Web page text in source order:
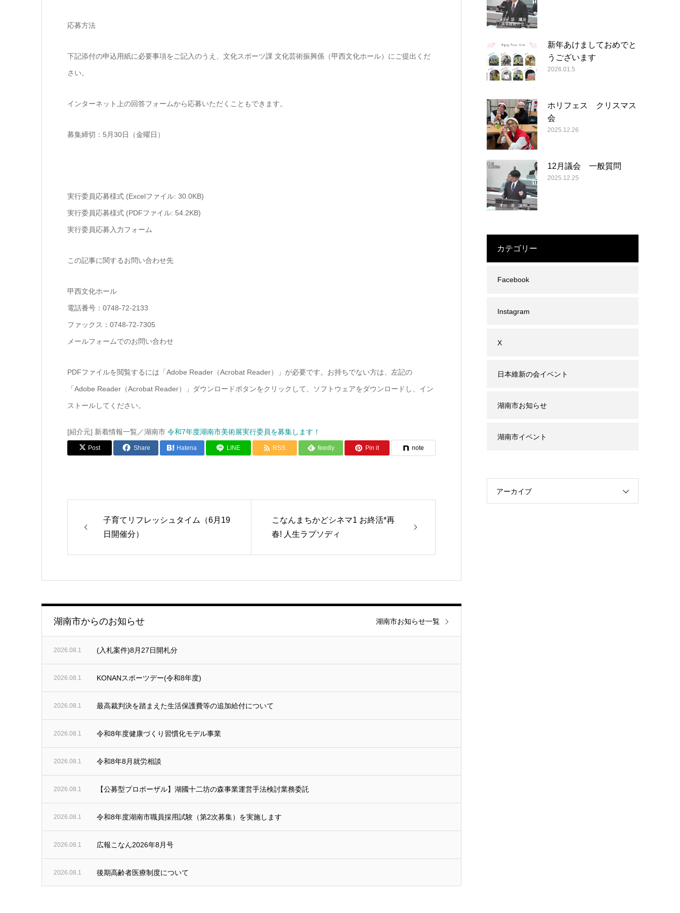
応募方法
下記添付の申込用紙に必要事項をご記入のうえ、文化スポーツ課 文化芸術振興係（甲西文化ホール）にご提出くだ
さい。
インターネット上の回答フォームから応募いただくこともできます。
募集締切：5月30日（金曜日）
実行委員応募様式 (Excelファイル: 30.0KB)
実行委員応募様式 (PDFファイル: 54.2KB)
実行委員応募入力フォーム
この記事に関するお問い合わせ先
甲西文化ホール
電話番号：0748-72-2133
ファックス：0748-72-7305
メールフォームでのお問い合わせ
PDFファイルを閲覧するには「Adobe Reader（Acrobat Reader）」が必要です。お持ちでない方は、左記の
「Adobe Reader（Acrobat Reader）」ダウンロードボタンをクリックして、ソフトウェアをダウンロードし、イン
ストールしてください。
[紹介元] 新着情報一覧／湖南市 令和7年度湖南市美術展実行委員を募集します！
Post Share Hatena LINE RSS feedly Pin it note
子育てリフレッシュタイム（6月19
日開催分）
こなんまちかどシネマ1 お終活*再
春! 人生ラプソディ
湖南市からのお知らせ
2026.08.1 (入札案件)8月27日開札分
2026.08.1 KONANスポーツデー(令和8年度)
2026.08.1 最高裁判決を踏まえた生活保護費等の追加給付について
2026.08.1 令和8年度健康づくり習慣化モデル事業
2026.08.1 令和8年8月就労相談
2026.08.1 【公募型プロポーザル】湖國十二坊の森事業運営手法検討業務委託
2026.08.1 令和8年度湖南市職員採用試験（第2次募集）を実施します
2026.08.1 広報こなん2026年8月号
2026.08.1 後期高齢者医療制度について
湖南市お知らせ一覧
新年あけましておめでと
うございます
2026.01.5
ホリフェス クリスマス
会
2025.12.26
12月議会 一般質問
2025.12.25
カテゴリー
Facebook
Instagram
X
日本維新の会イベント
湖南市お知らせ
湖南市イベント
アーカイブ